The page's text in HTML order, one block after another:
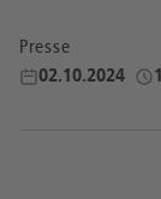
Presse
02.10.2024